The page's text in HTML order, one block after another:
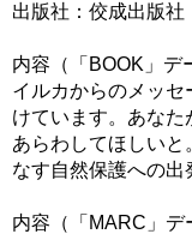
出版社：佼成出版社
内容（「BOOK」デ
イルカからのメッ
けています。あなた
あらわしてほしいと
なす自然保護への出
内容（「MARC」デ